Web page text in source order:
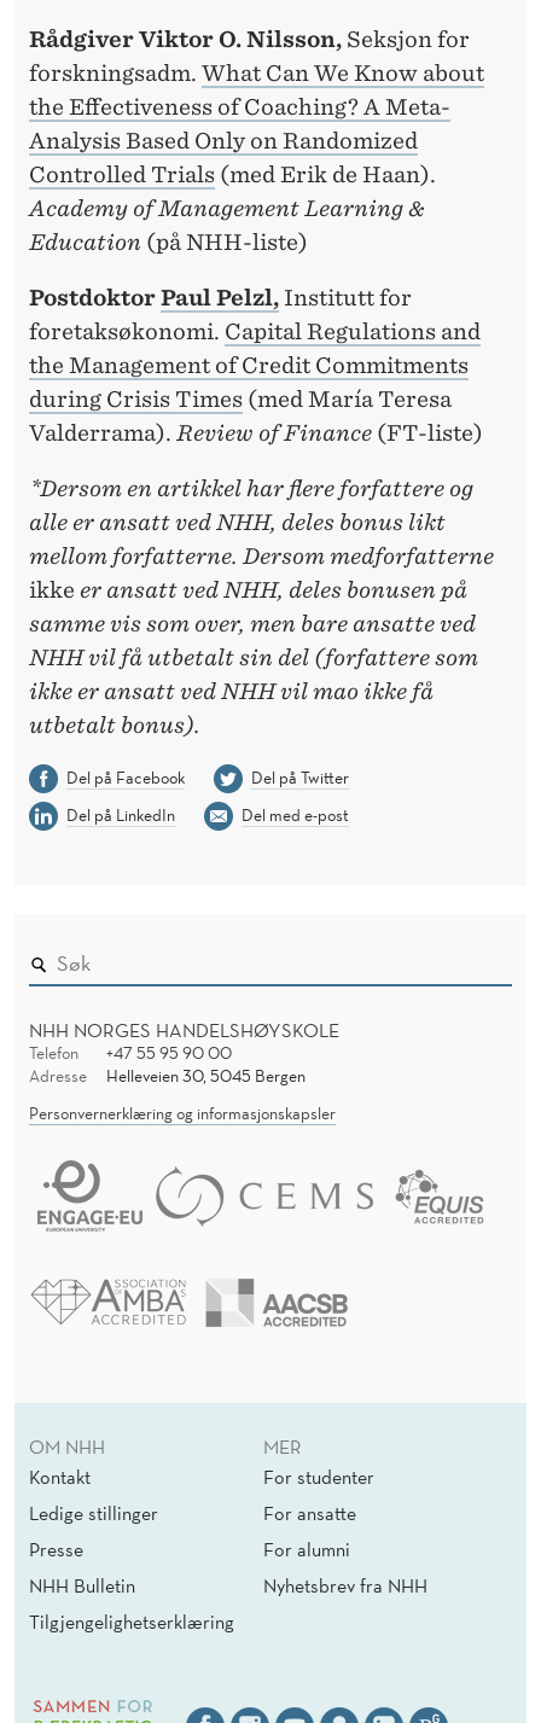
Rådgiver Viktor O. Nilsson, Seksjon for
forskningsadm. What Can We Know about
the Effectiveness of Coaching? A Meta-
Analysis Based Only on Randomized
Controlled Trials (med Erik de Haan).
Academy of Management Learning &
Education (på NHH-liste)
PostdoktorPaul Pelzl, Institutt for
foretaksøkonomi. Capital Regulations and
the Management of Credit Commitments
during Crisis Times (med María Teresa
Valderrama). Review of Finance (FT-liste)
*Dersom en artikkel har flere forfattere og
alle er ansatt ved NHH, deles bonus likt
mellom forfatterne. Dersom medforfatterne
ikke er ansatt ved NHH, deles bonusen på
samme vis som over, men bare ansatte ved
NHH vil få utbetalt sin del (forfattere som
ikke er ansatt ved NHH vil mao ikke få
utbetalt bonus).
Del på Facebook
Del på Twitter
Del på LinkedIn
Del med e-post
NHH NORGES HANDELSHØYSKOLE
Telefon
+47 55 95 90 00
Adresse
Helleveien 30, 5045 Bergen
Personvernerklæring og informasjonskapsler
OM NHH
Kontakt
Ledige stillinger
Presse
NHH Bulletin
Tilgjengelighetserklæring
MER
For studenter
For ansatte
For alumni
Nyhetsbrev fra NHH